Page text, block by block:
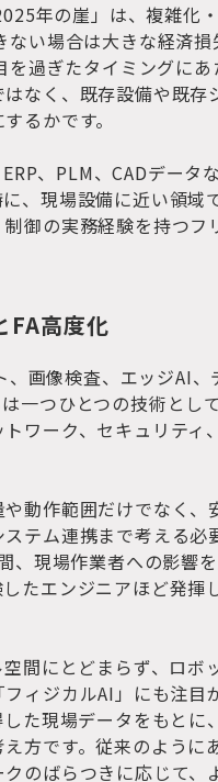
年の崖」は、複雑化
い場合は大きな経済
過ぎたタイミングに
なく、既存設備や既存
るかです。
、PLM、CADデータ
、現場設備に近い領域
御の実務経験を持つフ
FA高度化
、画像検査、エッジAI
一つひとつの技術とし
ワーク、セキュリティ
動作範囲だけでなく、
テム連携まで考える必
、現場作業者への影響
たエンジニアほど発揮
間にとどまらず、ロボ
ィジカルAI」にも注目
た現場データをもとに
方です。従来のように
のばらつきに応じて、